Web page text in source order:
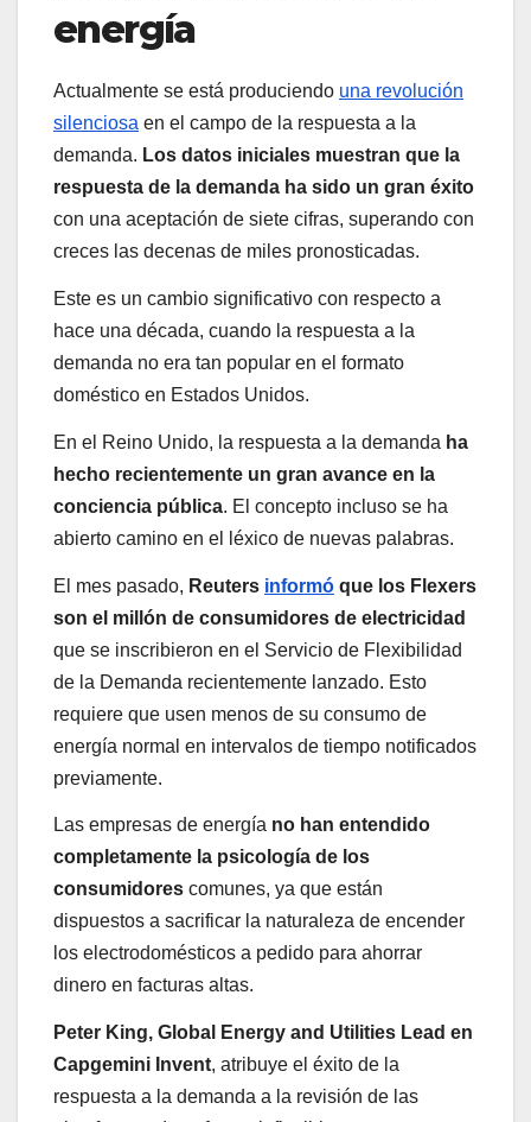
energía
Actualmente se está produciendo una revolución
silenciosa en el campo de la respuesta a la
demanda. Los datos iniciales muestran que la
respuesta de la demanda ha sido un gran éxito
con una aceptación de siete cifras, superando con
creces las decenas de miles pronosticadas.
Este es un cambio significativo con respecto a
hace una década, cuando la respuesta a la
demanda no era tan popular en el formato
doméstico en Estados Unidos.
En el Reino Unido, la respuesta a la demanda ha
hecho recientemente un gran avance en la
conciencia pública. El concepto incluso se ha
abierto camino en el léxico de nuevas palabras.
El mes pasado, Reuters informó que los Flexers
son el millón de consumidores de electricidad
que se inscribieron en el Servicio de Flexibilidad
de la Demanda recientemente lanzado. Esto
requiere que usen menos de su consumo de
energía normal en intervalos de tiempo notificados
previamente.
Las empresas de energía no han entendido
completamente la psicología de los
consumidores comunes, ya que están
dispuestos a sacrificar la naturaleza de encender
los electrodomésticos a pedido para ahorrar
dinero en facturas altas.
Peter King, Global Energy and Utilities Lead en
Capgemini Invent, atribuye el éxito de la
respuesta a la demanda a la revisión de las